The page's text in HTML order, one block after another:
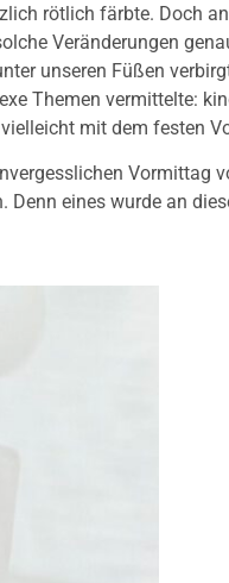
rötlich färbte. Doch
Veränderungen
unseren Füßen
Themen vermittelte:
mit dem festen
eines wurde an